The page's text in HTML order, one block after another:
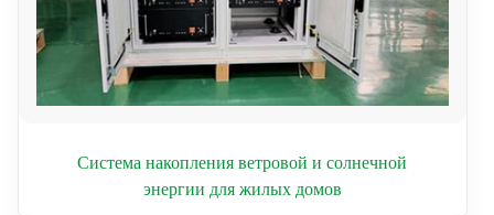
Система накопления ветровой и солнечной
энергии для жилых домов